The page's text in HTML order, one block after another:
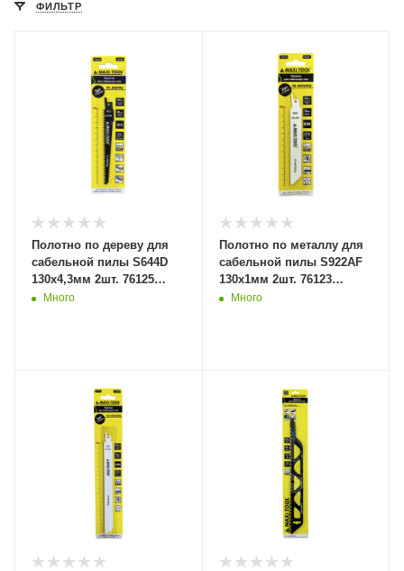
ФИЛЬТР
Полотно по дереву для
сабельной пилы S644D
130x4,3мм 2шт. 76125
(20/100) MaxiTool
Много
Полотно по металлу для
сабельной пилы S922AF
130x1мм 2шт. 76123
(20/100) MaxiTool
Много